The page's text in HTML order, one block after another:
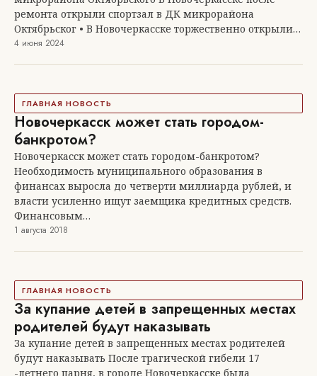
29 января 2025
ВАЖНЫЕ НОВОСТИ